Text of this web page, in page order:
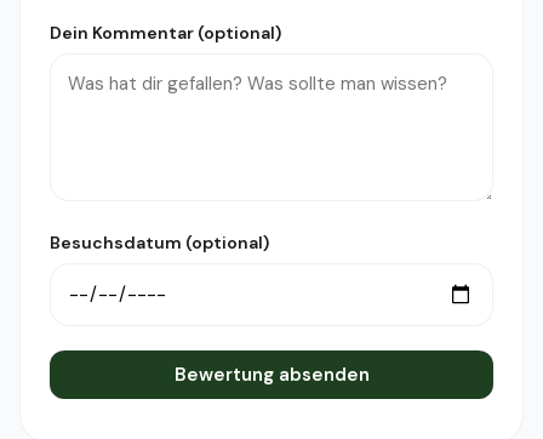
Dein Kommentar (optional)
Besuchsdatum (optional)
Bewertung absenden